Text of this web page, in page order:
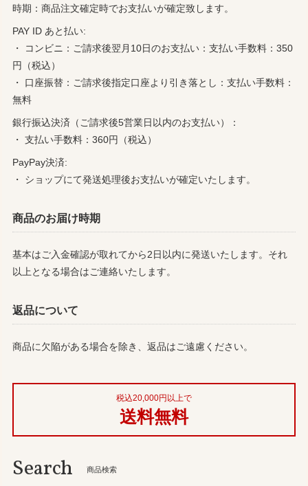
時期：商品注文確定時でお支払いが確定致します。
PAY ID あと払い:
・ コンビニ：ご請求後翌月10日のお支払い：支払い手数料：350
円（税込）
・ 口座振替：ご請求後指定口座より引き落とし：支払い手数料：
無料
銀行振込決済（ご請求後5営業日以内のお支払い）：
・ 支払い手数料：360円（税込）
PayPay決済:
・ ショップにて発送処理後お支払いが確定いたします。
商品のお届け時期
基本はご入金確認が取れてから2日以内に発送いたします。それ
以上となる場合はご連絡いたします。
返品について
商品に欠陥がある場合を除き、返品はご遠慮ください。
税込20,000円以上で
送料無料
Search 商品検索